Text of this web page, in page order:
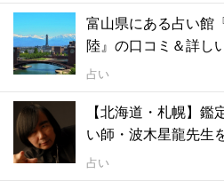
富山県にある占い館
陸』の口コミ＆詳し
占い
【北海道・札幌】
い師・波木星龍先生
占い